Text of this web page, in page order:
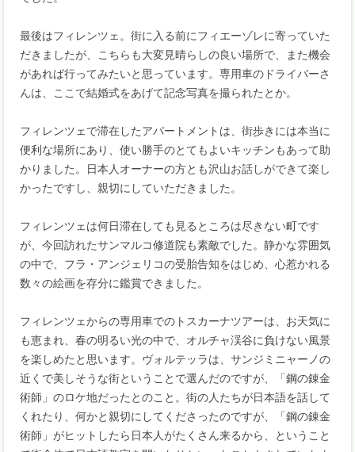
最後はフィレンツェ。街に入る前にフィエーゾレに寄っていた
だきましたが、こちらも大変見晴らしの良い場所で、また機会
があれば行ってみたいと思っています。専用車のドライバーさ
んは、ここで結婚式をあげて記念写真を撮られたとか。
フィレンツェで滞在したアパートメントは、街歩きには本当に
便利な場所にあり、使い勝手のとてもよいキッチンもあって助
かりました。日本人オーナーの方とも沢山お話しができて楽し
かったですし、親切にしていただきました。
フィレンツェは何日滞在しても見るところは尽きない町です
が、今回訪れたサンマルコ修道院も素敵でした。静かな雰囲気
の中で、フラ・アンジェリコの受胎告知をはじめ、心惹かれる
数々の絵画を存分に鑑賞できました。
フィレンツェからの専用車でのトスカーナツアーは、お天気に
も恵まれ、春の明るい光の中で、オルチャ渓谷に負けない風景
を楽しめたと思います。ヴォルテッラは、サンジミニャーノの
近くで美しそうな街ということで選んだのですが、「鋼の錬金
術師」のロケ地だったとのこと。街の人たちが日本語を話して
くれたり、何かと親切にしてくださったのですが、「鋼の錬金
術師」がヒットしたら日本人がたくさん来るから、ということ